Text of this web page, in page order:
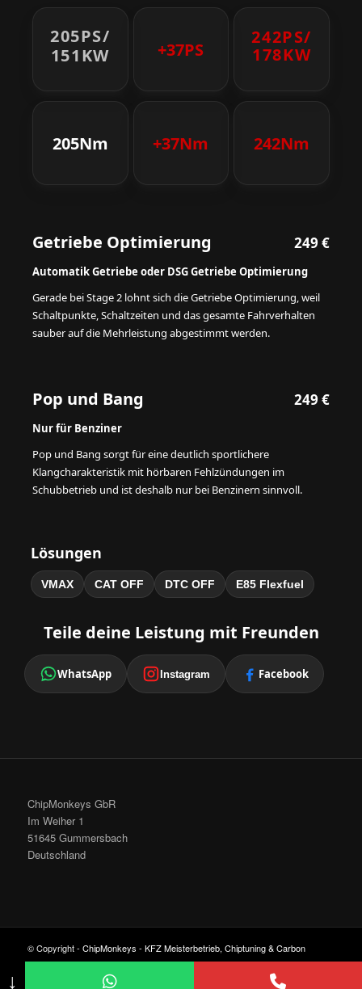
205PS/
151KW
+37PS
242PS/
178KW
205Nm +37Nm 242Nm
Getriebe Optimierung 249 €
Automatik Getriebe oder DSG Getriebe Optimierung
Gerade bei Stage 2 lohnt sich die Getriebe Optimierung, weil
Schaltpunkte, Schaltzeiten und das gesamte Fahrverhalten
sauber auf die Mehrleistung abgestimmt werden.
Pop und Bang 249 €
Nur für Benziner
Pop und Bang sorgt für eine deutlich sportlichere
Klangcharakteristik mit hörbaren Fehlzündungen im
Schubbetrieb und ist deshalb nur bei Benzinern sinnvoll.
Lösungen
VMAX CAT OFF DTC OFF E85 Flexfuel
Teile deine Leistung mit Freunden
WhatsApp Instagram Facebook
ChipMonkeys GbR
Im Weiher 1
51645 Gummersbach
Deutschland
© Copyright - ChipMonkeys - KFZ Meisterbetrieb, Chiptuning & Carbon
Cleaning-Enfold Theme by Kriesi
↓